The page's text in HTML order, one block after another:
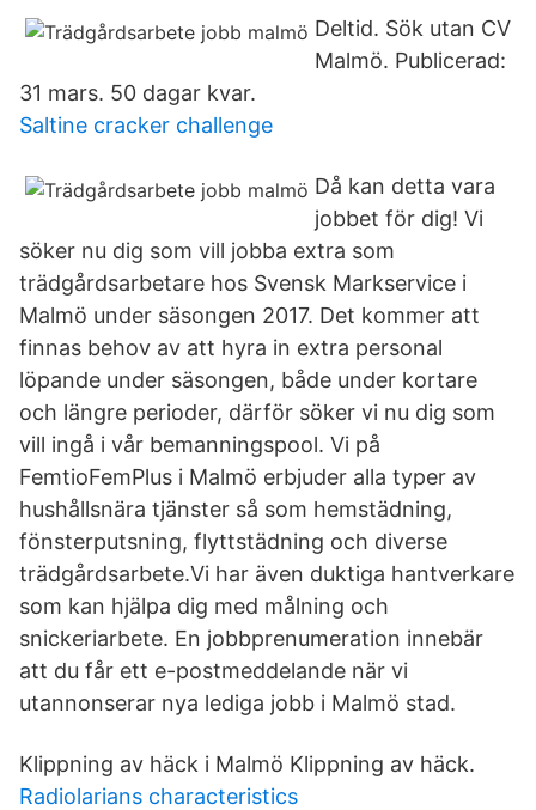
Deltid. Sök utan CV
Malmö. Publicerad:
31 mars. 50 dagar kvar.
Saltine cracker challenge
Då kan detta vara
jobbet för dig! Vi
söker nu dig som vill jobba extra som
trädgårdsarbetare hos Svensk Markservice i
Malmö under säsongen 2017. Det kommer att
finnas behov av att hyra in extra personal
löpande under säsongen, både under kortare
och längre perioder, därför söker vi nu dig som
vill ingå i vår bemanningspool. Vi på
FemtioFemPlus i Malmö erbjuder alla typer av
hushållsnära tjänster så som hemstädning,
fönsterputsning, flyttstädning och diverse
trädgårdsarbete.Vi har även duktiga hantverkare
som kan hjälpa dig med målning och
snickeriarbete. En jobbprenumeration innebär
att du får ett e-postmeddelande när vi
utannonserar nya lediga jobb i Malmö stad.
Klippning av häck i Malmö Klippning av häck.
Radiolarians characteristics